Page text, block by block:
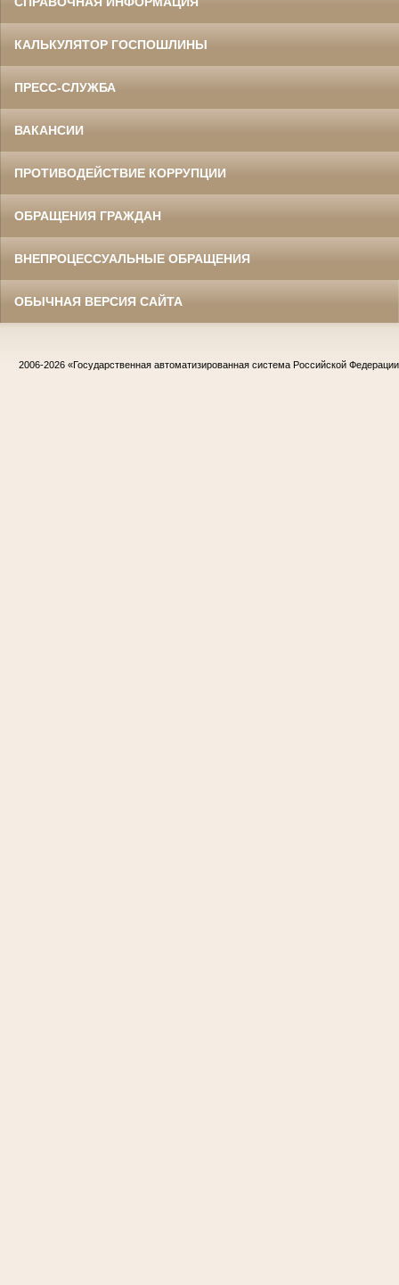
КАЛЬКУЛЯТОР ГОСПОШЛИНЫ
ПРЕСС-СЛУЖБА
ВАКАНСИИ
ПРОТИВОДЕЙСТВИЕ КОРРУПЦИИ
ОБРАЩЕНИЯ ГРАЖДАН
ВНЕПРОЦЕССУАЛЬНЫЕ ОБРАЩЕНИЯ
ОБЫЧНАЯ ВЕРСИЯ САЙТА
2006-2026 «Государственная автоматизированная система Российской